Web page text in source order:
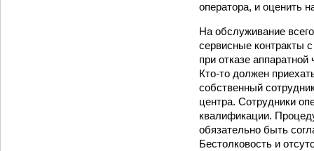
оператора, и оценить
На обслуживание
сервисные контракты
при отказе
Кто‑то должен
собственный
центра. Сотрудники
квалификации.
обязательно быть
Бестолковость и